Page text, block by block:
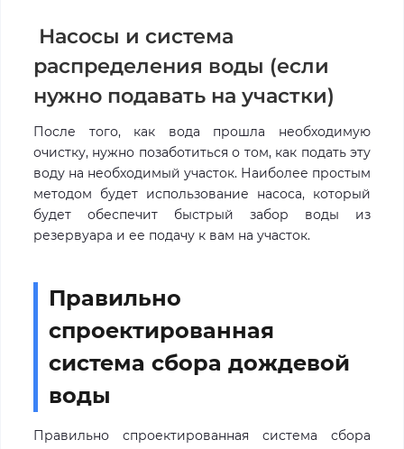
Насосы и система
распределения воды (если
нужно подавать на участки)
После того, как вода прошла необходимую
очистку, нужно позаботиться о том, как подать эту
воду на необходимый участок. Наиболее простым
методом будет использование насоса, который
будет обеспечит быстрый забор воды из
резервуара и ее подачу к вам на участок.
Правильно
спроектированная
система сбора дождевой
воды
Правильно спроектированная система сбора